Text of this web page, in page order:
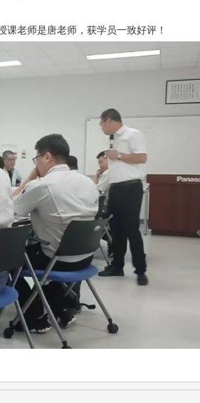
老师是唐老师，获学员一致好评！